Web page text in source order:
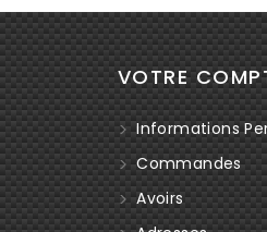
VOTRE
Informations
Commandes
Avoirs